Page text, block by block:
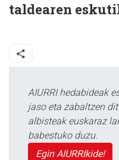
taldearen
AIURRI hedabideak
jaso eta zabaltzen
albisteak euskaraz
babestuko duzu.
Egin AIURRIkide!